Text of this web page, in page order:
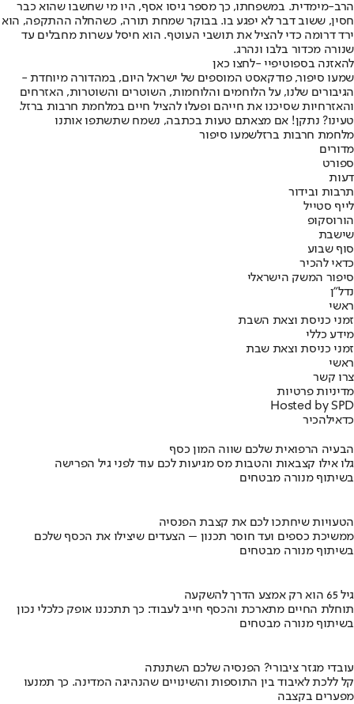
הרב-מימדית. במשפחתו, כך מספר גיסו אסף, היו מי שחשבו שהוא כבר
חסין, ששוב דבר לא יפגע בו. בבוקר שמחת תורה, כשהחלה ההתקפה, הוא
ירד דרומה כדי להציל את תושבי העוטף. הוא חיסל עשרות מחבלים עד
שנורה מכדור בלבו ונהרג.
להאזנה בספוטיפיי -לחצו כאן
שמעו סיפור, פודקאסט המוספים של ישראל היום, במהדורה מיוחדת -
הגיבורים שלנו, על הלוחמים והלוחמות, השוטרים והשוטרות, האזרחים
והאזרחיות שסיכנו את חייהם ופעלו להציל חיים במלחמת חרבות ברזל.
טעינו? נתקן! אם מצאתם טעות בכתבה, נשמח שתשתפו אותנו
מלחמת חרבות ברזלשמעו סיפור
מדורים
ספורט
דעות
תרבות ובידור
לייף סטייל
הורוסקופ
שישבת
סוף שבוע
כדאי להכיר
סיפור המשק הישראלי
נדל"ן
ראשי
זמני כניסת וצאת השבת
מידע כללי
זמני כניסת וצאת שבת
ראשי
צרו קשר
מדיניות פרטיות
Hosted by SPD
כדאילהכיר
הבעיה הרפואית שלכם שווה המון כסף
גלו אילו קצבאות והטבות מס מגיעות לכם עוד לפני גיל הפרישה
בשיתוף מנורה מבטחים
הטעויות שיחתכו לכם את קצבת הפנסיה
ממשיכת כספים ועד חוסר תכנון – הצעדים שיצילו את הכסף שלכם
בשיתוף מנורה מבטחים
גיל 65 הוא רק אמצע הדרך להשקעה
תוחלת החיים מתארכת והכסף חייב לעבוד: כך תתכננו אופק כלכלי נכון
בשיתוף מנורה מבטחים
עובדי מגזר ציבורי? הפנסיה שלכם השתנתה
קל ללכת לאיבוד בין התוספות והשינויים שהנהיגה המדינה. כך תמנעו
מפערים בקצבה